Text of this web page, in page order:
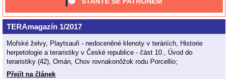
TERAmagazín 1/2017
Mořské želvy, Playtsauři - nedoceněné klenoty v teráriích, Historie
herpetologie a teraristiky v České republice - část 10., Úvod do
teraristiky (42), Omán, Chov rovnakonôžok rodu Porcellio;
Přejít na článek